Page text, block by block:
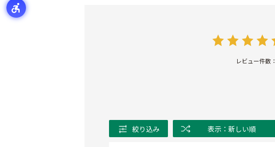
レビュー件数：
絞り込み 表示：新しい順